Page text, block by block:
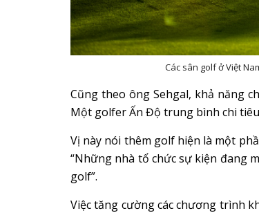
Các sân golf ở Việt
Cũng theo ông Sehgal, khả năng
Một golfer Ấn Độ trung bình chi
Vị này nói thêm golf hiện là một
“Những nhà tổ chức sự kiện đang
golf”.
Việc tăng cường các chương trình